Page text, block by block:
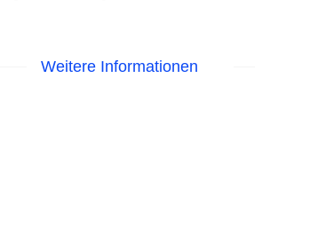
Weitere Informationen